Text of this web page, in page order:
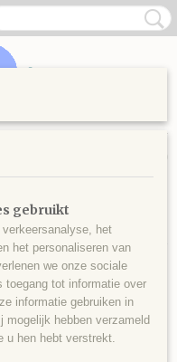
UW WINKELWAGEN
gebruikt
het
het personaliseren van
we onze sociale
toegang tot informatie over
informatie gebruiken in
mogelijk hebben verzameld
u hen hebt verstrekt.